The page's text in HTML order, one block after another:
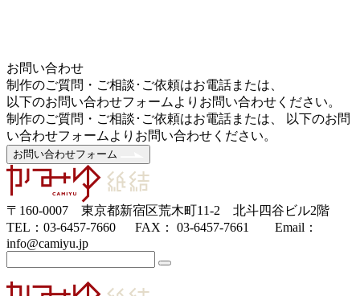
お問い合わせ
制作のご質問・ご相談･ご依頼はお電話または、
以下のお問い合わせフォームよりお問い合わせください。
制作のご質問・ご相談･ご依頼はお電話または、 以下のお問
い合わせフォームよりお問い合わせください。
お問い合わせフォーム
〒160-0007 東京都新宿区荒木町11-2 北斗四谷ビル2階
TEL：03-6457-7660 FAX： 03-6457-7661 Email：
info@camiyu.jp